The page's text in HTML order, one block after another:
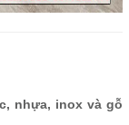
nhựa, inox và gỗ